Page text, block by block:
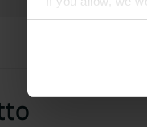
Collect
Find out more
We use cookies
information